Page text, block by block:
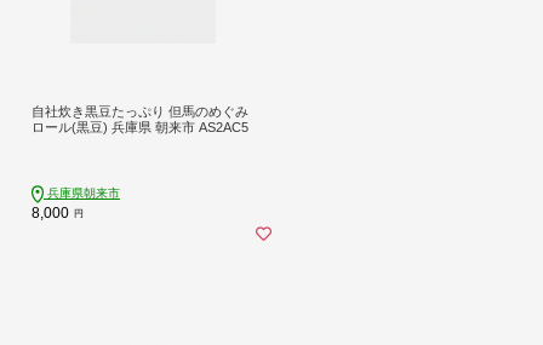
自社炊き黒豆たっぷり 但馬のめぐみ
ロール(黒豆) 兵庫県 朝来市 AS2AC5
兵庫県朝来市
8,000 円